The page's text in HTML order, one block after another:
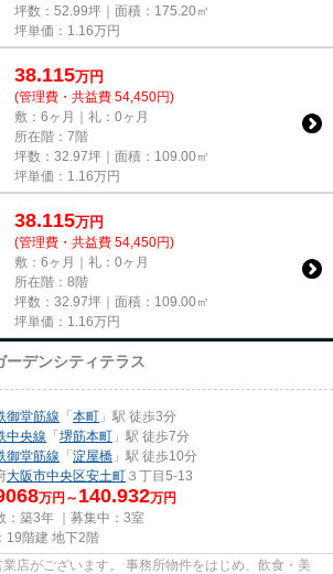
坪数：52.99坪｜面積：175.20㎡
坪単価： 1.16万円
38.115万円
(管理費・共益費 54,450円)
敷：6ヶ月｜礼：0ヶ月
所在階：7階
坪数：32.97坪｜面積：109.00㎡
坪単価： 1.16万円
38.115万円
(管理費・共益費 54,450円)
敷：6ヶ月｜礼：0ヶ月
所在階：8階
坪数：32.97坪｜面積：109.00㎡
坪単価： 1.16万円
ーデンシティテラス
御堂筋線 「本町 」駅 徒歩3分
中央線 「堺筋本町 」駅 徒歩7分
御堂筋線 「淀屋橋 」駅 徒歩10分
大阪市中央区安土町 ３丁目5-13
万円～ 140.932万円
：築3年 ｜募集中： 3室
19階建 地下2階
店がございます。 事務所物件をはじめ、飲食・美